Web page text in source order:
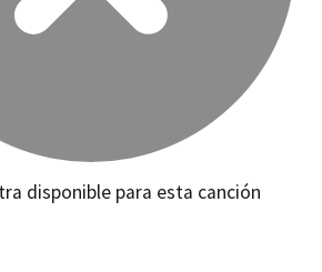
disponible para esta canción